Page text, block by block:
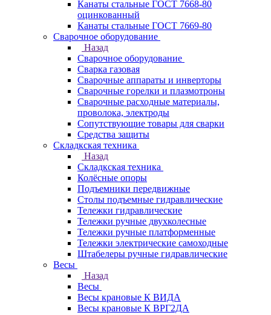
Канаты стальные ГОСТ 7668-80
оцинкованный
Канаты стальные ГОСТ 7669-80
Сварочное оборудование
Назад
Сварочное оборудование
Сварка газовая
Сварочные аппараты и инверторы
Сварочные горелки и плазмотроны
Сварочные расходные материалы,
проволока, электроды
Сопутствующие товары для сварки
Средства защиты
Складкская техника
Назад
Складкская техника
Колёсные опоры
Подъемники передвижные
Столы подъемные гидравлические
Тележки гидравлические
Тележки ручные двухколесные
Тележки ручные платформенные
Тележки электрические самоходные
Штабелеры ручные гидравлические
Весы
Назад
Весы
Весы крановые К ВИДА
Весы крановые К ВРГ2ДА